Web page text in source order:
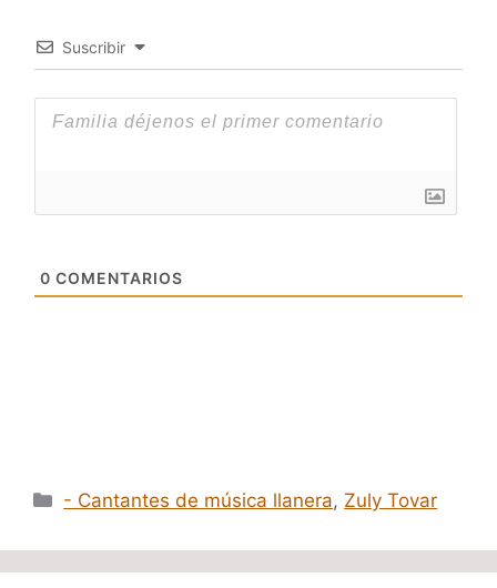
Suscribir
0 COMENTARIOS
Categorías
- Cantantes de música llanera, Zuly Tovar